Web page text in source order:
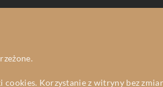
Korzystanie z witryny bez